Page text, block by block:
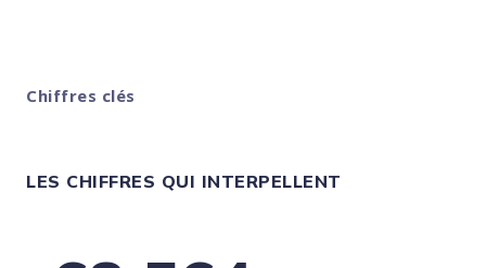
Chiffres clés
LES CHIFFRES QUI INTERPELLENT